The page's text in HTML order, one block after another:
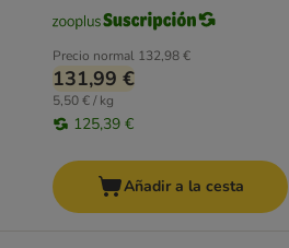
Precio normal 132,98 €
131,99 €
5,50 € / kg
125,39 €
Añadir a la cesta